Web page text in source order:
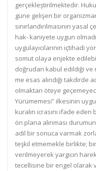
gerçekleştirilmektedir.
güne gelişen bir
sınırlandırılmasının
hak- kaniyete uygun
uygulayıcılarının içtihadi
somut olaya enjekte
doğrudan kabul edildiği ve
me esas alındığı takdirde
olmaktan öteye
Yürümemesi” ilkesinin
kuralın icrasını ifade eden
ön plana alınması
adil bir sonuca varmak
teşkil etmemekle birlikte;
verilmeyerek yargıcın
tecellisine bir engel olarak